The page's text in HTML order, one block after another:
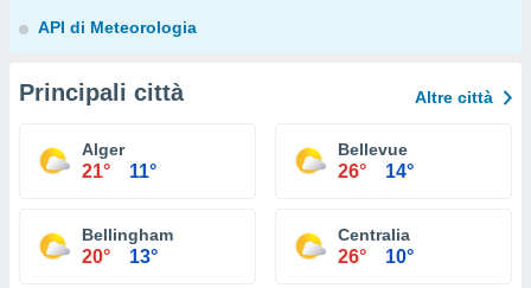
API di Meteorologia
Principali città Altre città
Alger
21° 11°
Bellevue
26° 14°
Bellingham
20° 13°
Centralia
26° 10°